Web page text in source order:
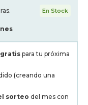
En Stock
gratis para tu próxima
(creando una
sorteo del mes con